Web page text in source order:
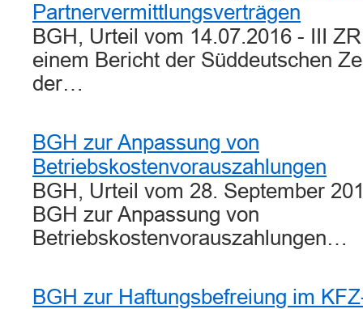
Partnervermittlungsverträgen
BGH, Urteil vom 14.07.2016 - III
einem Bericht der Süddeutschen
der…
BGH zur Anpassung von
Betriebskostenvorauszahlungen
BGH, Urteil vom 28. September
BGH zur Anpassung von
Betriebskostenvorauszahlungen…
BGH zur Haftungsbefreiung im